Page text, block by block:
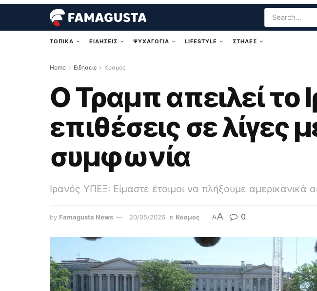
ΤΟΠΙΚΑ ΕΙΔΗΣΕΙΣ ΨΥΧΑΓΩΓΙΑ LIFESTYLE ΣΤΗΛΕΣ
Home Ειδησεις Κοσμος
Ο Τραμπ απειλεί το
επιθέσεις σε λίγες
συμφωνία
Ιρανός ΥΠΕΞ: Είμαστε έτοιμοι να πλήξουμε
by Famagusta News 20/05/2026 in Κοσμος AA 0